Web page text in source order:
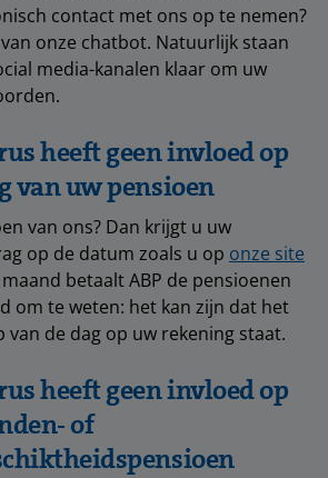
contact met ons op te nemen?
onze chatbot. Natuurlijk staan
media-kanalen klaar om uw
heeft geen invloed op
van uw pensioen
van ons? Dan krijgt u uw
op de datum zoals u op onze site
maand betaalt ABP de pensioenen
om te weten: het kan zijn dat het
van de dag op uw rekening staat.
heeft geen invloed op
of